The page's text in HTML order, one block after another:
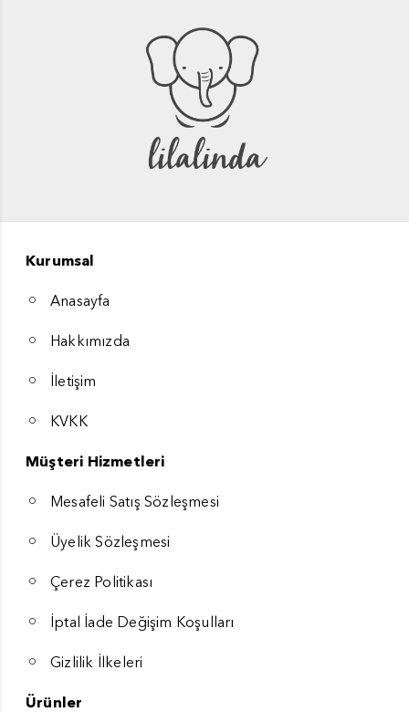
Kurumsal
Anasayfa
Hakkımızda
İletişim
KVKK
Müşteri Hizmetleri
Mesafeli Satış Sözleşmesi
Üyelik Sözleşmesi
Çerez Politikası
İptal İade Değişim Koşulları
Gizlilik İlkeleri
Ürünler